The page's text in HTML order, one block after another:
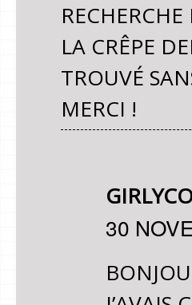
LA CRÊPE
TROUVÉ
MERCI !
30